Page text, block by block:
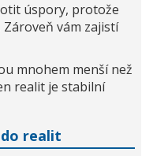
úspory, protože
vám zajistí
mnohem menší než
realit je stabilní
realit